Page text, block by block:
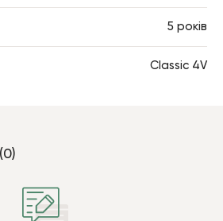
5 років
Classic 4V